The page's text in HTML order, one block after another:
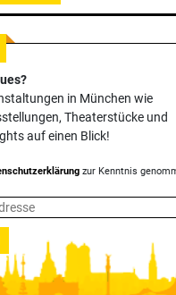
in München wie
Theater­stücke und
auf einen Blick!
zur Kenntnis